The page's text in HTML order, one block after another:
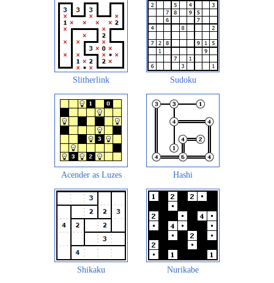
Slitherlink Sudoku
Acender as Luzes Hashi
Shikaku Nurikabe